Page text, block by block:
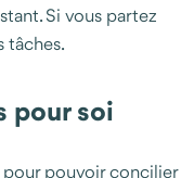
Si vous partez
tâches.
pour soi
pour pouvoir concilier